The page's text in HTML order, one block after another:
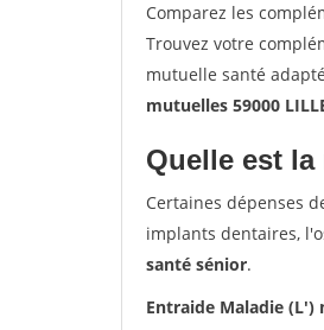
Comparez les
Trouvez votre
mutuelle santé
mutuelles 59000
Quelle est
Certaines dépenses
implants dentaires,
santé sénior.
Entraide Maladie (L')